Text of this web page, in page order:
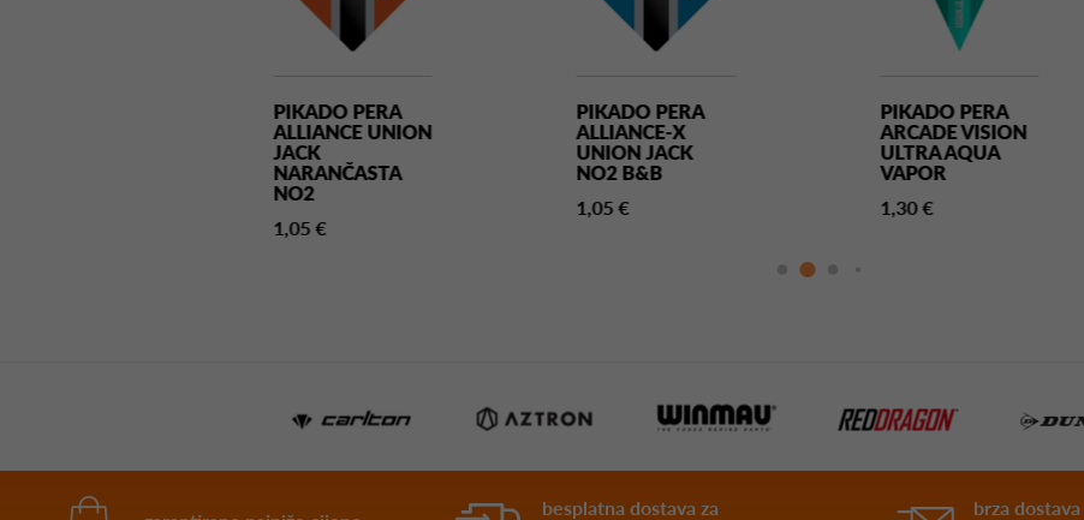
PIKADO PERA
ALLIANCE UNION
JACK
NARANČASTA
NO2
1,05 €
PIKADO PERA
ALLIANCE-X
UNION JACK
NO2 B&B
1,05 €
PIKADO PERA
ARCADE VISION
ULTRA AQUA
VAPOR
1,30 €
besplatna dostava za
brza